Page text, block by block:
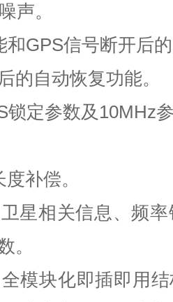
声。
和GPS信号断开后
的自动恢复功能。
锁定参数及10MHz
补偿。
星相关信息、频
。
模块化即插即用